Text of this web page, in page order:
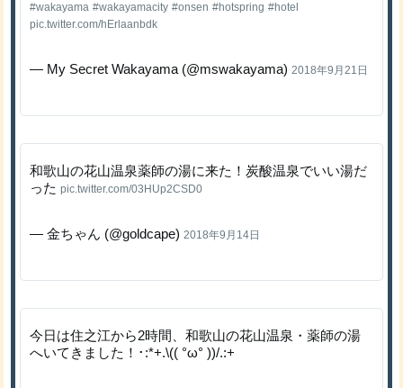
#wakayama #wakayamacity #onsen #hotspring #hotel
pic.twitter.com/hErlaanbdk
— My Secret Wakayama (@mswakayama)2018年9月21日
和歌山の花山温泉薬師の湯に来た！炭酸温泉でいい湯だ
ったpic.twitter.com/03HUp2CSD0
— 金ちゃん (@goldcape)2018年9月14日
今日は住之江から2時間、和歌山の花山温泉・薬師の湯
へいてきました！･:*+.\(( °ω° ))/.:+